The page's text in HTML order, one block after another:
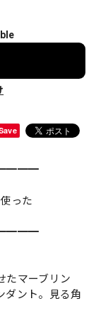
った
たマーブリン
ダント。見る角